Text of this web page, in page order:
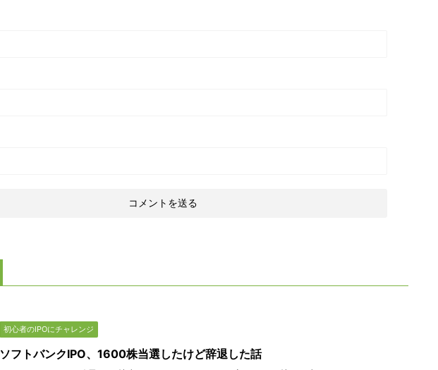
初心者のIPOにチャレンジ
ソフトバンクIPO、1600株当選したけど辞退した話